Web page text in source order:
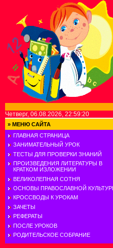
Четверг, 06.08.2026, 22:59:20
» МЕНЮ САЙТА
ГЛАВНАЯ СТРАНИЦА
ЗАНИМАТЕЛЬНЫЙ УРОК
ТЕСТЫ ДЛЯ ПРОВЕРКИ ЗНАНИЙ
ПРОИЗВЕДЕНИЯ ЛИТЕРАТУРЫ В
КРАТКОМ ИЗЛОЖЕНИИ
ВЕЛИКОЛЕПНАЯ СОТНЯ
ОСНОВЫ ПРАВОСЛАВНОЙ
КРОССВОДЫ К УРОКАМ
ЗАЧЕТЫ
РЕФЕРАТЫ
ПОСЛЕ УРОКОВ
РОДИТЕЛЬСКОЕ СОБРАНИЕ